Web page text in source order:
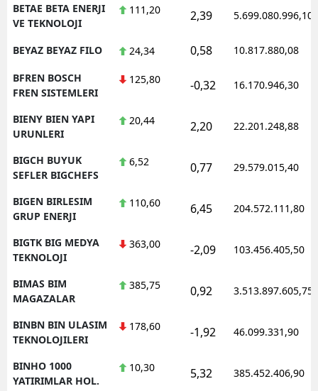
BETAE BETA ENERJI
VE TEKNOLOJI
111,20 2,39 5.699.080.996,10
BEYAZ BEYAZ FILO 24,34 0,58 10.817.880,08
BFREN BOSCH
FREN SISTEMLERI
125,80 -0,32 16.170.946,30
BIENY BIEN YAPI
URUNLERI
20,44 2,20 22.201.248,88
BIGCH BUYUK
SEFLER BIGCHEFS
6,52 0,77 29.579.015,40
BIGEN BIRLESIM
GRUP ENERJI
110,60 6,45 204.572.111,80
BIGTK BIG MEDYA
TEKNOLOJI
363,00 -2,09 103.456.405,50
BIMAS BIM
MAGAZALAR
385,75 0,92 3.513.897.605,75
BINBN BIN ULASIM
TEKNOLOJILERI
178,60 -1,92 46.099.331,90
BINHO 1000
YATIRIMLAR HOL.
10,30 5,32 385.452.406,90